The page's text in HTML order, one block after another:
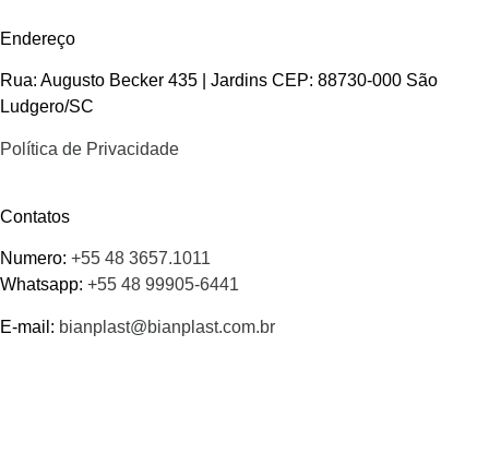
Endereço
Rua: Augusto Becker 435 | Jardins CEP: 88730-000 São
Ludgero/SC
Política de Privacidade
Contatos
Numero: +55 48 3657.1011
Whatsapp: +55 48 99905-6441
E-mail: bianplast@bianplast.com.br